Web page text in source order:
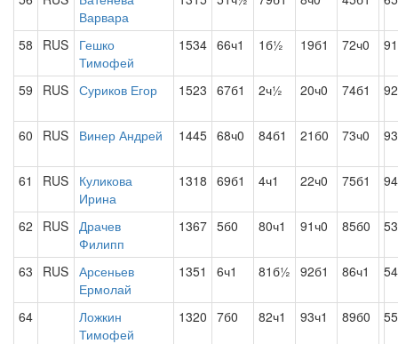
Варвара
58 RUS
Гешко
Тимофей
1534 66ч1 1б½ 19б1 72ч0
59 RUS Суриков Егор 1523 67б1 2ч½ 20ч0 74б1
60 RUS Винер Андрей 1445 68ч0 84б1 21б0 73ч0
61 RUS
Куликова
Ирина
1318 69б1 4ч1 22ч0 75б1
62 RUS Драчев
Филипп
1367 5б0 80ч1 91ч0 85б0
63 RUS Арсеньев
Ермолай
1351 6ч1 81б½ 92б1 86ч1
64
Ложкин
Тимофей
1320 7б0 82ч1 93ч1 89б0